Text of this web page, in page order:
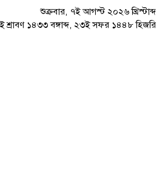
শুক্রবার, ৭ই আগস্ট ২০২৬ খ্রিস্টাব্দ
শ্রাবণ ১৪৩৩ বঙ্গাব্দ, ২৩ই সফর ১৪৪৮ হিজরি